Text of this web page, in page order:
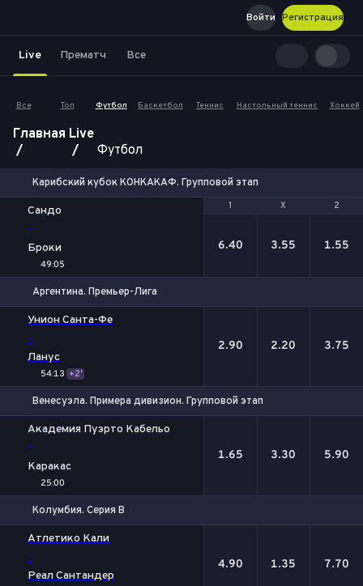
Регистрация
Войти
Live Прематч Все
Все Топ Футбол Баскетбол Теннис Настольный теннис Хоккей
Главная Live
Футбол
Карибский кубок КОНКАКАФ. Групповой этап
1 Х 2
Сандо
-
Броки
49:05
1 Х 2
6.40 3.55 1.55
Аргентина. Премьер-Лига
Унион Санта-Фе
-
Ланус
54:13 +2'
2.90 2.20 3.75
Венесуэла. Примера дивизион. Групповой этап
Академия Пуэрто Кабельо
-
Каракас
25:00
1.65 3.30 5.90
Колумбия. Серия В
Атлетико Кали
-
Реал Сантандер
4.90 1.35 7.70